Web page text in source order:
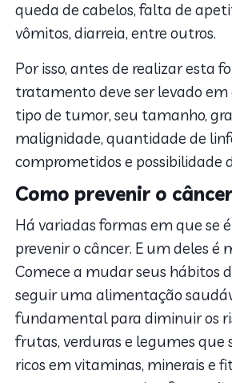
queda de cabelos, falta de
vômitos, diarreia, entre outros.
Por isso, antes de realizar esta
tratamento deve ser levado em
tipo de tumor, seu tamanho,
malignidade, quantidade de
comprometidos e possibilidade
Como prevenir o
Há variadas formas em que se
prevenir o câncer. E um deles é
Comece a mudar seus hábitos
seguir uma alimentação
fundamental para diminuir os
frutas, verduras e legumes que
ricos em vitaminas, minerais e